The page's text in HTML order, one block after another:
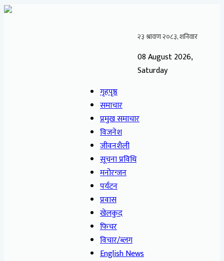
08 August 2026,
Saturday
गृहपृष्ठ
समाचार
प्रमुख समाचार
विजनेश
जीवनशैली
सूचना प्रविधि
मनोरन्जन
पर्यटन
प्रवास
खेलकुद
फिचर
विचार/ब्लग
English News